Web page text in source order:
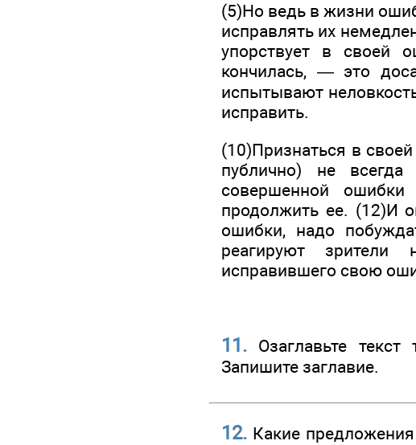
(5)Но ведь в жизни
исправлять их
упорствует в своей
кончилась, — это
испытывают
исправить.
(10)Признаться в
публично) не
совершенной
продолжить ее. (12)И
ошибки, надо
реагируют зрители
исправившего свою
11. Озаглавьте
Запишите заглавие.
12. Какие